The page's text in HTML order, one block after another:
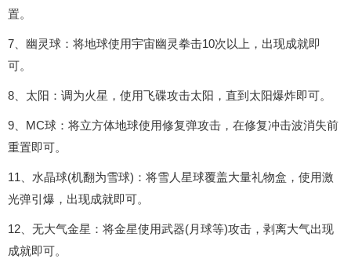
置。
7、幽灵球：将地球使用宇宙幽灵拳击10次以上，出现成就即
可。
8、太阳：调为火星，使用飞碟攻击太阳，直到太阳爆炸即可。
9、MC球：将立方体地球使用修复弹攻击，在修复冲击波消失前
重置即可。
11、水晶球(机翻为雪球)：将雪人星球覆盖大量礼物盒，使用激
光弹引爆，出现成就即可。
12、无大气金星：将金星使用武器(月球等)攻击，剥离大气出现
成就即可。